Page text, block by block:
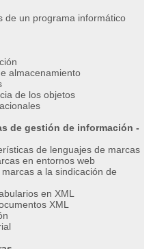
de un programa informático
almacenamiento
de los objetos
de gestión de información -
de lenguajes de marcas
en entornos web
a la sindicación de
en XML
XML